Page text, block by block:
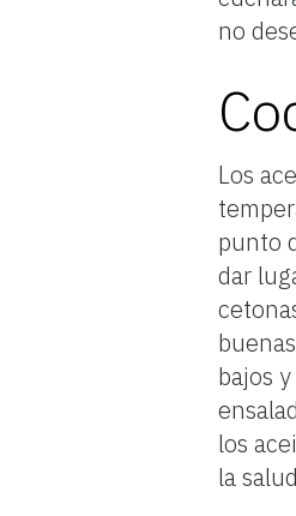
no
Los
punto
dar
bajos
los
la